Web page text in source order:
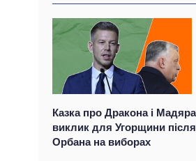
Казка про Дракона і
виклик для Угорщини
Орбана на виборах